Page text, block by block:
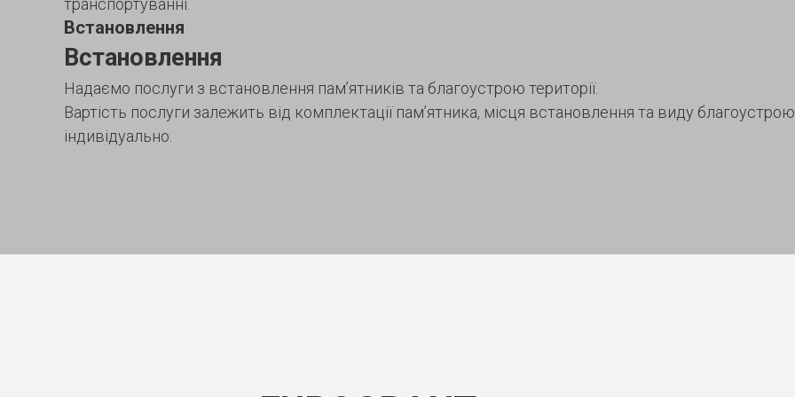
транспортуванні.
Встановлення
Встановлення
Надаємо послуги з встановлення пам’ятників та благоустрою території.
Вартість послуги залежить від комплектації пам’ятника, місця встановлення та виду
індивідуально.